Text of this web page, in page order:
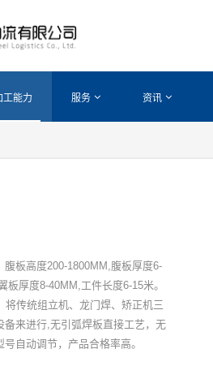
工能力 服务 资讯
板高度200-1800MM,腹板厚度6-
板厚度8-40MM,工件长度6-15米。
将传统组立机、龙门焊、矫正机三
备来进行,无引弧焊板直接工艺，无
自动调节，产品合格率高。